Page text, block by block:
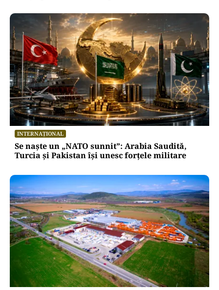
INTERNAȚIONAL
Se naște un „NATO sunnit”: Arabia Saudită,
Turcia și Pakistan își unesc forțele militare